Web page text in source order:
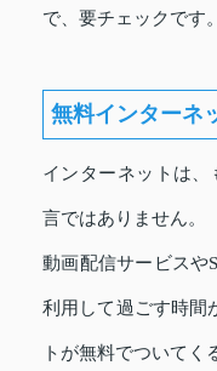
で、要チェックです。
無料インターネ
インターネットは
言ではありません。
動画配信サービスや
利用して過ごす時間
トが無料でついてく